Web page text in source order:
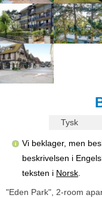
Tysk
Vi beklager, men
beskrivelsen i
teksten i Norsk.
"Eden Park", 2-room